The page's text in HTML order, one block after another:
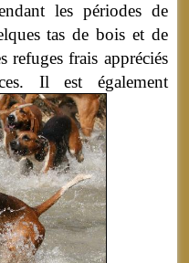
les périodes de
tas de bois et de
refuges frais appréciés
Il est également